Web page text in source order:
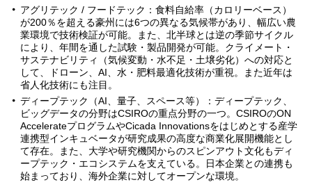
アグリテック / フードテック：食料自給率（カロリーベース）
が200％を超える豪州には6つの異なる気候帯があり、幅広い農
業環境で技術検証が可能。また、北半球とは逆の季節サイクル
により、年間を通した試験・製品開発が可能。クライメート・
サステナビリティ（気候変動・水不足・土壌劣化）への対応と
して、ドローン、AI、水・肥料最適化技術が重視。また近年は
省人化技術にも注目。
ディープテック（AI、量子、スペース等）：ディープテック、
ビッグデータの分野はCSIROの重点分野の一つ。CSIROのON
AccelerateプログラムやCicada Innovationsをはじめとする産学
連携型インキュベータが研究成果の高度な商業化展開機能とし
て存在。また、大学や研究機関からのスピンアウト文化もディ
ープテック・エコシステムを支えている。日本企業との連携も
始まっており、海外企業に対してオープンな環境。